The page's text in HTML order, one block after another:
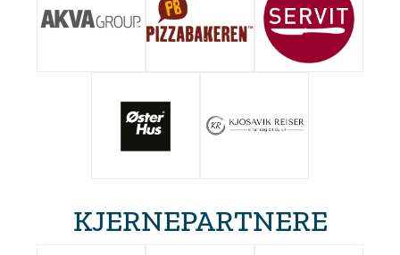
KJERNEPARTNERE